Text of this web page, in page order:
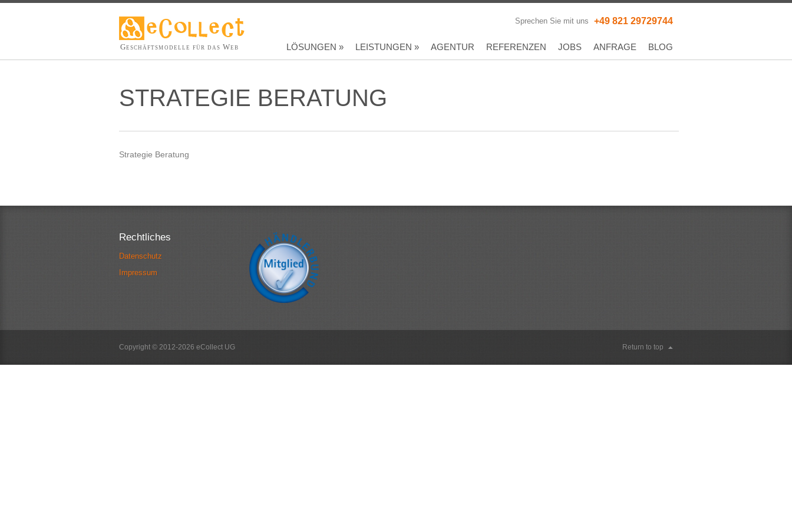
Sprechen Sie mit uns +49 821 29729744
Geschäftsmodelle für das Web LÖSUNGEN » LEISTUNGEN » AGENTUR REFERENZEN JOBS ANFRAGE BLOG
STRATEGIE BERATUNG
Strategie Beratung
Rechtliches
Datenschutz
Impressum
Copyright © 2012-2026 eCollect UG Return to top